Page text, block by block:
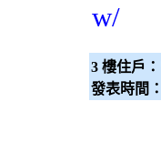
w/
3 樓住戶：
發表時間：